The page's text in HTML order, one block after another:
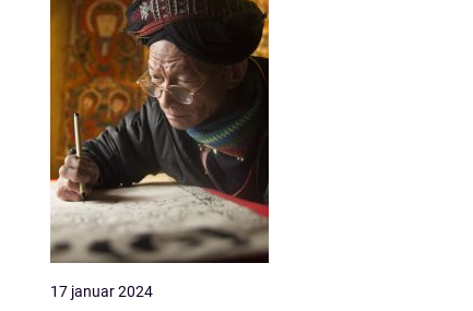
17 januar 2024